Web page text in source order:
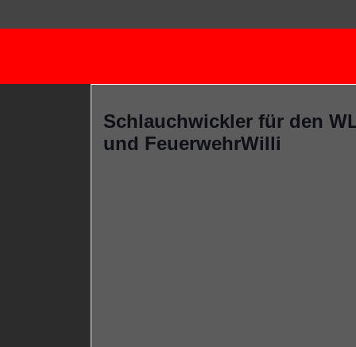
Schlauchwickler für den
und FeuerwehrWilli